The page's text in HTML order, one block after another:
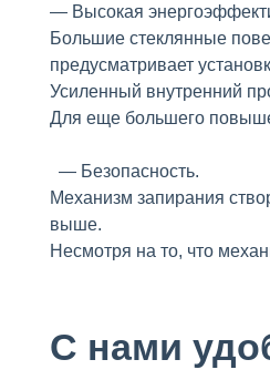
— Высокая
Большие стеклянные
предусматривает
Усиленный внутренний
Для еще большего
— Безопасность.
Механизм запирания
выше.
Несмотря на то, что
С нами